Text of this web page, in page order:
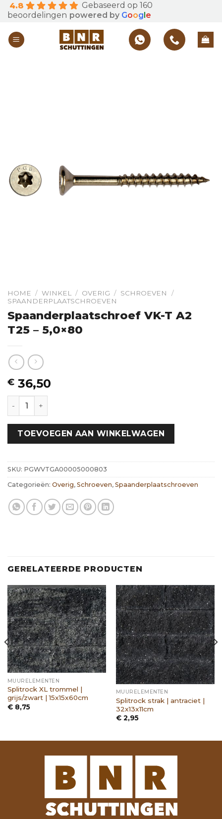
Skip
to
content
4.8
Gebaseerd op 160
beoordelingen powered by Goog e
HOME / WINKEL / OVERIG / SCHROEVEN
/
SPAANDERPLAATSCHROEVEN
Spaanderplaatschroef VK-T A2
T25 – 5,0×80
€ 36,50
Spaanderplaatschroef VK-T A2 T25 - 5,0x80
TOEVOEGEN AAN WINKELWAGEN
SKU: PGWVTGA00005000803
Categorieën: Overig, Schroeven, Spaanderplaatschroeven
GERELATEERDE PRODUCTEN
MUURELEMENTEN
Splitrock XL trommel |
grijs/zwart | 15x15x60cm
€8,75
MUURELEMENTEN
Splitrock strak | antraciet |
32x13x11cm
€2,95